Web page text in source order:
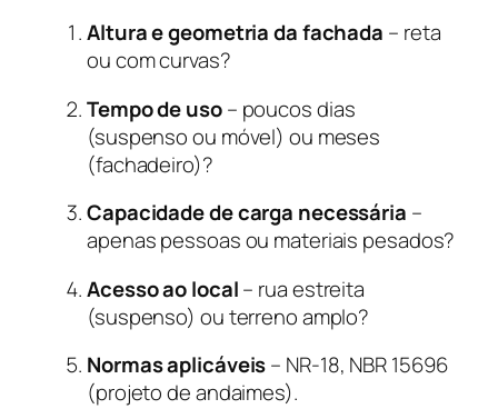
Altura e geometria da fachada – reta
ou com curvas?
Tempo de uso– poucos dias
(suspenso ou móvel) ou meses
(fachadeiro)?
Capacidade de carga necessária –
apenas pessoas ou materiais pesados?
Acesso ao local– rua estreita
(suspenso) ou terreno amplo?
Normas aplicáveis– NR-18, NBR 15696
(projeto de andaimes).